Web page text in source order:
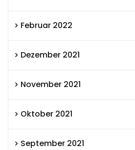
Februar 2022
Dezember 2021
November 2021
Oktober 2021
September 2021